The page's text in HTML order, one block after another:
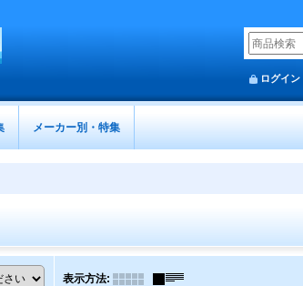
ログイン
メーカー別・特集
表示方法: